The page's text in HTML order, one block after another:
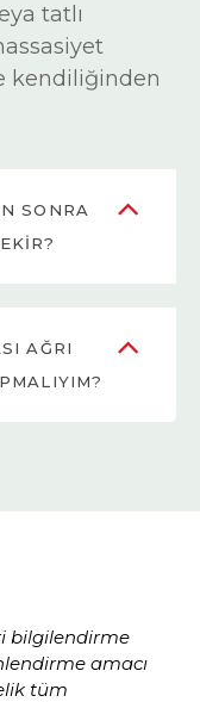
tatlı
kendiliğinden
bilgilendirme
amacı
tüm